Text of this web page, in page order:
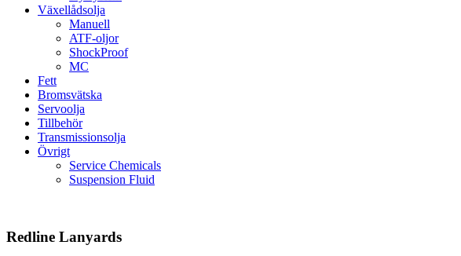
Växellådsolja
Manuell
ATF-oljor
ShockProof
MC
Fett
Bromsvätska
Servoolja
Tillbehör
Transmissionsolja
Övrigt
Service Chemicals
Suspension Fluid
Redline Lanyards